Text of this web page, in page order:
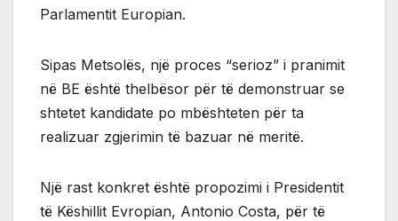
Parlamentit Europian.
Sipas Metsolës, një proces “serioz” i pranimit
në BE është thelbësor për të demonstruar se
shtetet kandidate po mbështeten për ta
realizuar zgjerimin të bazuar në meritë.
Një rast konkret është propozimi i Presidentit
të Këshillit Evropian, Antonio Costa, për të